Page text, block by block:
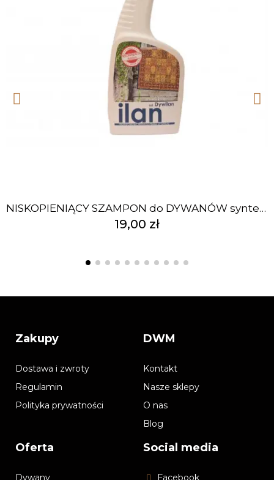
NISKOPIENIĄCY SZAMPON do DYWANÓW syntetyk 500ml
19,00 zł
Zakupy
Dostawa i zwroty
Regulamin
Polityka prywatności
DWM
Kontakt
Nasze sklepy
O nas
Blog
Oferta
Dywany
Social media
Facebook